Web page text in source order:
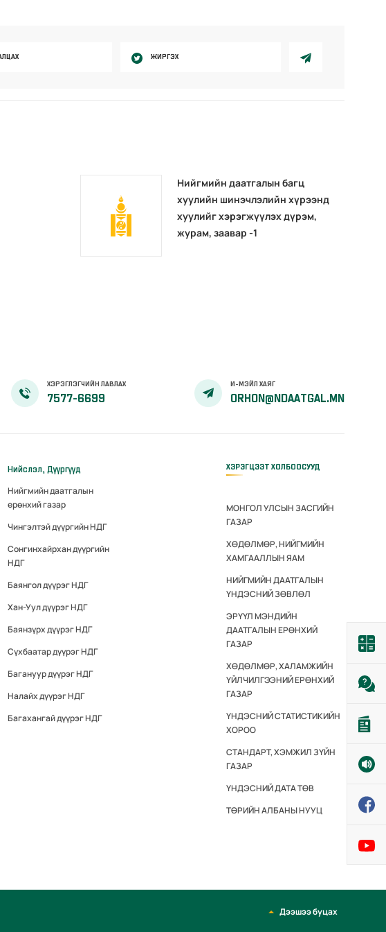
ЖИРГЭХ
Нийгмийн даатгалын багц
хуулийн шинэчлэлийн хүрээнд
хуулийг хэрэгжүүлэх дүрэм,
журам, заавар -1
ХЭРЭГЛЭГЧИЙН ЛАВЛАХ
7577-6699
И-МЭЙЛ ХАЯГ
ORHON@NDAATGAL.MN
Нийслэл, Дүүргүүд
Нийгмийн даатгалын
ерөнхий газар
Чингэлтэй дүүргийн НДГ
Сонгинхайрхан дүүргийн
НДГ
Баянгол дүүрэг НДГ
Хан-Уул дүүрэг НДГ
Баянзүрх дүүрэг НДГ
Сүхбаатар дүүрэг НДГ
Багануур дүүрэг НДГ
Налайх дүүрэг НДГ
Багахангай дүүрэг НДГ
ХЭРЭГЦЭЭТ ХОЛБООСУУД
МОНГОЛ УЛСЫН ЗАСГИЙН
ГАЗАР
ХӨДӨЛМӨР, НИЙГМИЙН
ХАМГААЛЛЫН ЯАМ
НИЙГМИЙН ДААТГАЛЫН
ҮНДЭСНИЙ ЗӨВЛӨЛ
ЭРҮҮЛ МЭНДИЙН
ДААТГАЛЫН ЕРӨНХИЙ
ГАЗАР
ХӨДӨЛМӨР, ХАЛАМЖИЙН
ҮЙЛЧИЛГЭЭНИЙ ЕРӨНХИЙ
ГАЗАР
ҮНДЭСНИЙ СТАТИСТИКИЙН
ХОРОО
СТАНДАРТ, ХЭМЖИЛ ЗҮЙН
ГАЗАР
ҮНДЭСНИЙ ДАТА ТӨВ
ТӨРИЙН АЛБАНЫ НУУЦ
Дээшээ буцах